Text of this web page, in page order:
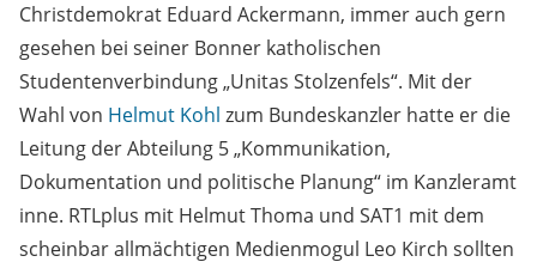
Christdemokrat Eduard Ackermann, immer auch gern
gesehen bei seiner Bonner katholischen
Studentenverbindung „Unitas Stolzenfels“. Mit der
Wahl von Helmut Kohl zum Bundeskanzler hatte er die
Leitung der Abteilung 5 „Kommunikation,
Dokumentation und politische Planung“ im Kanzleramt
inne. RTLplus mit Helmut Thoma und SAT1 mit dem
scheinbar allmächtigen Medienmogul Leo Kirch sollten